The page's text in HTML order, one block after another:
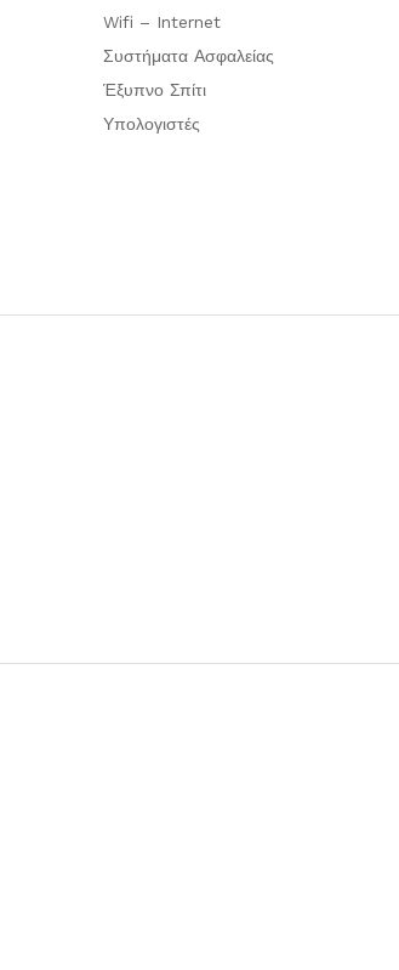
Wifi – Internet
Συστήματα Ασφαλείας
Έξυπνο Σπίτι
Υπολογιστές